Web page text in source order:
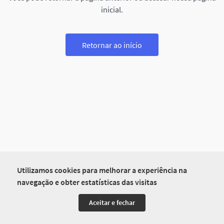
Utilizamos cookies para melhorar a experiência na
navegação e obter estatísticas das visitas
Aceitar e fechar
inicial.
Retornar ao início